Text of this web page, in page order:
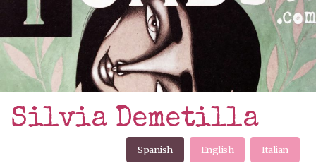
Silvia Demetilla
Spanish English Italian